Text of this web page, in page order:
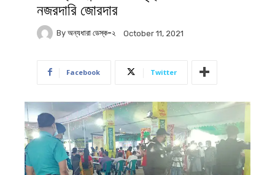
নজরদারি জোরদার
By অন্যধারা ডেস্ক-২ October 11, 2021
Facebook Twitter